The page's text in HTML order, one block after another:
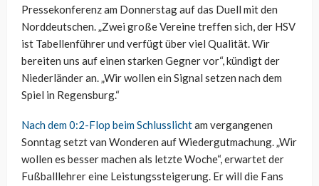
Pressekonferenz am Donnerstag auf das Duell mit den
Norddeutschen. „Zwei große Vereine treffen sich, der HSV
ist Tabellenführer und verfügt über viel Qualität. Wir
bereiten uns auf einen starken Gegner vor“, kündigt der
Niederländer an. „Wir wollen ein Signal setzen nach dem
Spiel in Regensburg.“
Nach dem 0:2-Flop beim Schlusslichtam vergangenen
Sonntag setzt van Wonderen auf Wiedergutmachung. „Wir
wollen es besser machen als letzte Woche“, erwartet der
Fußballlehrer eine Leistungssteigerung. Er will die Fans